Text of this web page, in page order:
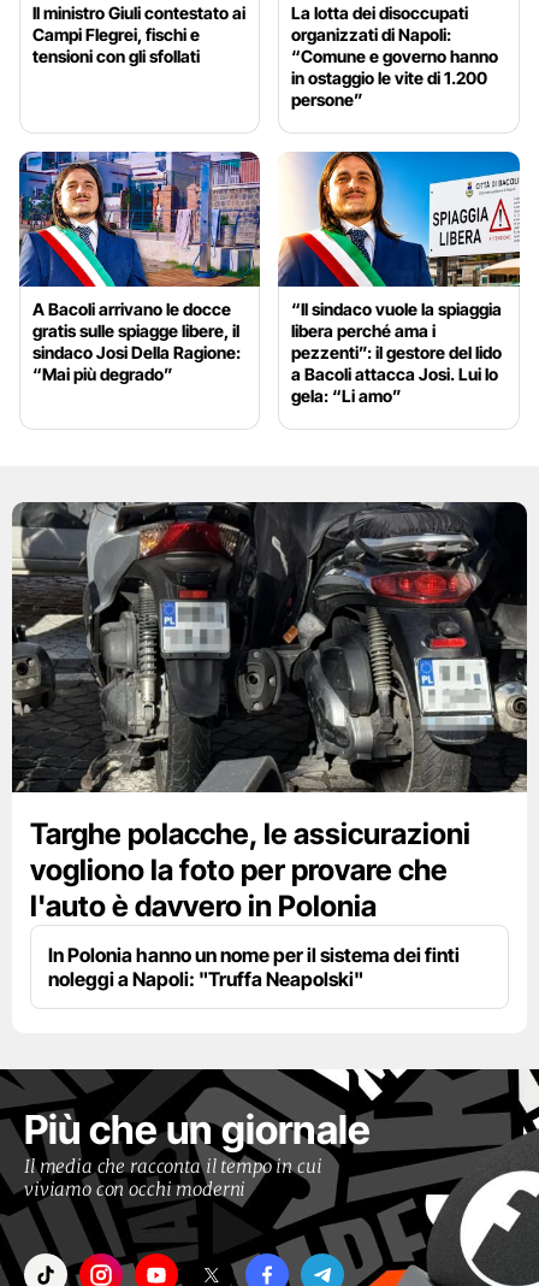
Il ministro Giuli contestato ai
Campi Flegrei, fischi e
tensioni con gli sfollati
La lotta dei disoccupati
organizzati di Napoli:
“Comune e governo hanno
in ostaggio le vite di 1.200
persone”
A Bacoli arrivano le docce
gratis sulle spiagge libere, il
sindaco Josi Della Ragione:
“Mai più degrado”
“Il sindaco vuole la spiaggia
libera perché ama i
pezzenti”: il gestore del lido
a Bacoli attacca Josi. Lui lo
gela: “Li amo”
Targhe polacche, le assicurazioni
vogliono la foto per provare che
l'auto è davvero in Polonia
In Polonia hanno un nome per il sistema dei finti
noleggi a Napoli: "Truffa Neapolski"
Più che un giornale
Il media che racconta il tempo in cui
viviamo con occhi moderni